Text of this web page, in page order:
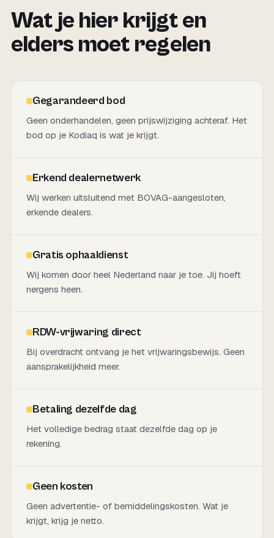
Wat je hier krijgt en
elders moet regelen
Gegarandeerd bod
Geen onderhandelen, geen prijswijziging achteraf. Het
bod op je Kodiaq is wat je krijgt.
Erkend dealernetwerk
Wij werken uitsluitend met BOVAG-aangesloten,
erkende dealers.
Gratis ophaaldienst
Wij komen door heel Nederland naar je toe. Jij hoeft
nergens heen.
RDW-vrijwaring direct
Bij overdracht ontvang je het vrijwaringsbewijs. Geen
aansprakelijkheid meer.
Betaling dezelfde dag
Het volledige bedrag staat dezelfde dag op je
rekening.
Geen kosten
Geen advertentie- of bemiddelingskosten. Wat je
krijgt, krijg je netto.